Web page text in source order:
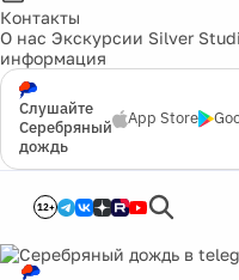
Контакты
О нас Экскурсии Silver
информация
Слушайте
Серебряный
дождь
App Store
12+